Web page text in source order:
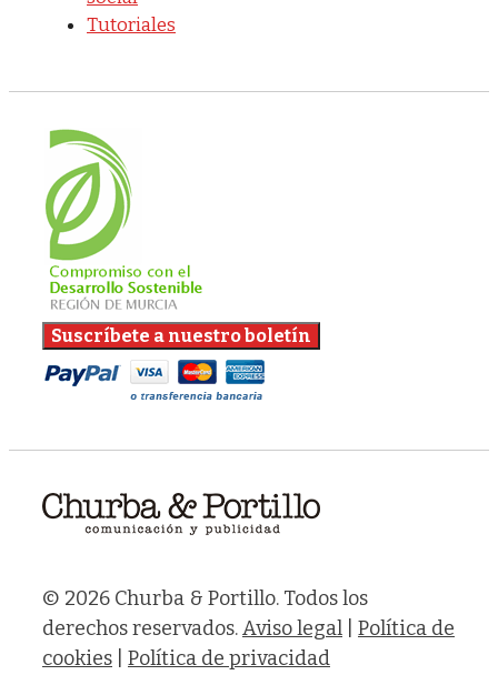
Tutoriales
© 2026 Churba & Portillo. Todos los
derechos reservados.Aviso legal
Política de
cookies
Política de privacidad